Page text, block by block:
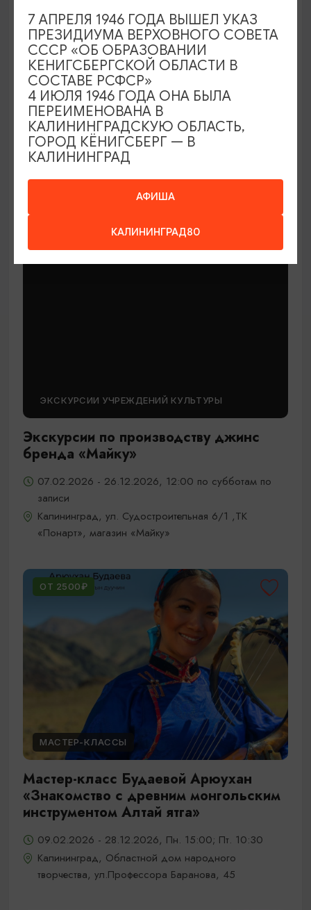
МАСТЕР-КЛАССЫ
Мастер-классы по керамике Елены
Бодяковой
Калининград, ул. Баранова, 45
ЭКСКУРСИИ УЧРЕЖДЕНИЙ КУЛЬТУРЫ
Экскурсии по производству джинс
бренда «Майку»
07.02.2026 - 26.12.2026, 12:00 по субботам по
записи
Калининград, ул. Судостроительная 6/1 ,ТК
«Понарт», магазин «Майку»
ОТ 2500₽
МАСТЕР-КЛАССЫ
Мастер-класс Будаевой Арюухан
«Знакомство с древним монгольским
инструментом Алтай ятга»
09.02.2026 - 28.12.2026, Пн. 15:00; Пт. 10:30
Калининград, Областной дом народного
творчества, ул.Профессора Баранова, 45
АФИША
КАЛИНИНГРАД80
7 АПРЕЛЯ 1946 ГОДА ВЫШЕЛ УКАЗ
ПРЕЗИДИУМА ВЕРХОВНОГО СОВЕТА
СССР «ОБ ОБРАЗОВАНИИ
КЕНИГСБЕРГСКОЙ ОБЛАСТИ В
СОСТАВЕ РСФСР»
4 ИЮЛЯ 1946 ГОДА ОНА БЫЛА
ПЕРЕИМЕНОВАНА В
КАЛИНИНГРАДСКУЮ ОБЛАСТЬ,
ГОРОД КЁНИГСБЕРГ — В
КАЛИНИНГРАД